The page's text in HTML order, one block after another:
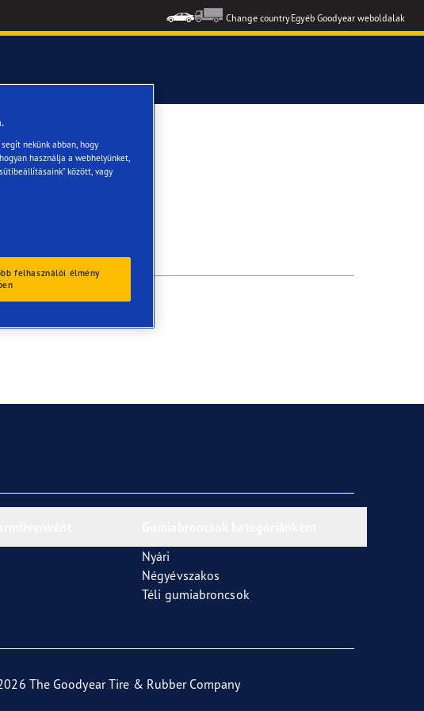
Change countryEgyéb Goodyear weboldalak
Performance 3
Nyári
Négyévszakos
Téli gumiabroncsok
The Goodyear Tire & Rubber Company
nekünk abban, hogy
használja a webhelyünket,
között, vagy
felhasználói élmény